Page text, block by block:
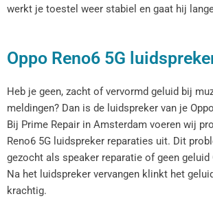
werkt je toestel weer stabiel en gaat hij
Oppo Reno6 5G
Heb je geen, zacht of vervormd geluid bij
meldingen? Dan is de luidspreker van je
Bij Prime Repair in Amsterdam voeren wij
Reno6 5G luidspreker reparaties uit. Dit
gezocht als speaker reparatie of geen geluid
Na het luidspreker vervangen klinkt het
krachtig.